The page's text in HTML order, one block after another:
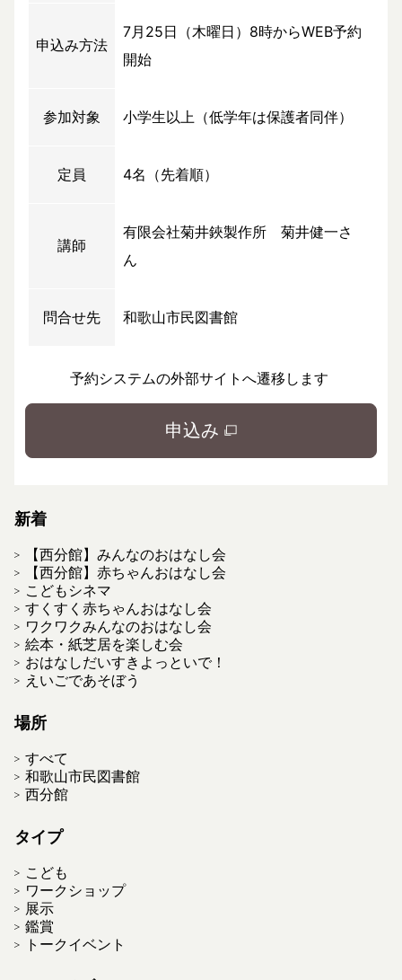
申込み方法
7月25日（木曜日）8時からWEB予約
開始
参加対象 小学生以上（低学年は保護者同伴）
定員 4名（先着順）
講師
有限会社菊井鋏製作所 菊井健一さ
ん
問合せ先 和歌山市民図書館
予約システムの外部サイトへ遷移します
申込み
新着
【西分館】みんなのおはなし会
【西分館】赤ちゃんおはなし会
こどもシネマ
すくすく赤ちゃんおはなし会
ワクワクみんなのおはなし会
絵本・紙芝居を楽しむ会
おはなしだいすきよっといで！
えいごであそぼう
場所
すべて
和歌山市民図書館
西分館
タイプ
こども
ワークショップ
展示
鑑賞
トークイベント